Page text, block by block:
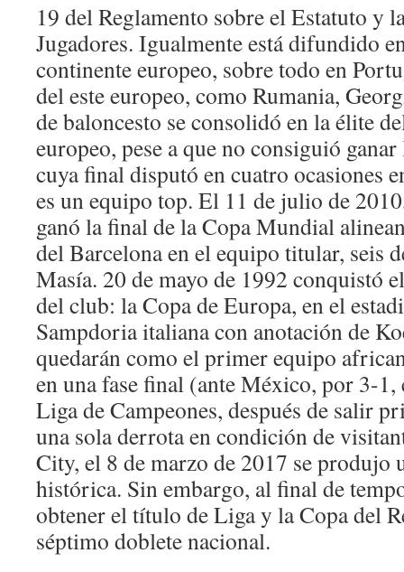
19 del Reglamento sobre el Estatuto y
Jugadores. Igualmente está difundido
continente europeo, sobre todo en
del este europeo, como Rumania,
de baloncesto se consolidó en la élite
europeo, pese a que no consiguió
cuya final disputó en cuatro ocasiones
es un equipo top. El 11 de julio de
ganó la final de la Copa Mundial
del Barcelona en el equipo titular, seis
Masía. 20 de mayo de 1992 conquistó
del club: la Copa de Europa, en el
Sampdoria italiana con anotación de
quedarán como el primer equipo
en una fase final (ante México, por 3-1,
Liga de Campeones, después de salir
una sola derrota en condición de
City, el 8 de marzo de 2017 se produjo
histórica. Sin embargo, al final de
obtener el título de Liga y la Copa del
séptimo doblete nacional.